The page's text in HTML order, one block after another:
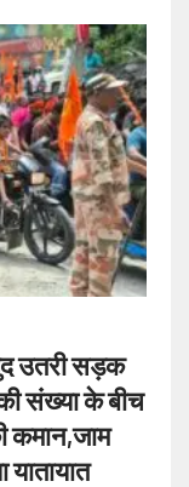
उतरी सड़क
संख्या के बीच
कमान,जाम